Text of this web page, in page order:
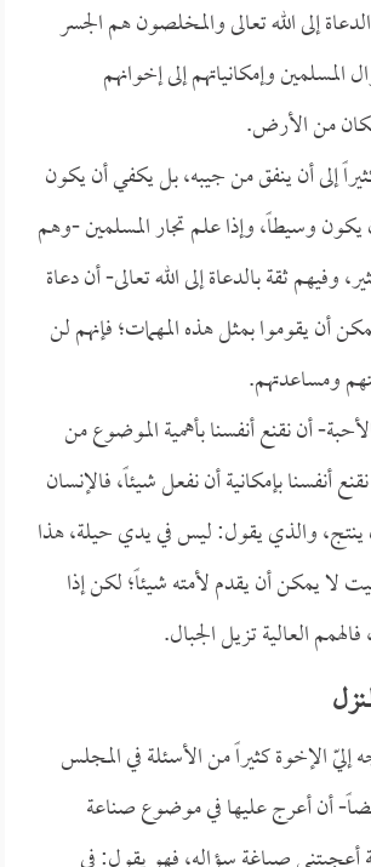
إلى الله تعالى والمخلصون هم الجسر
المسلمين وإمكانياتهم إلى إخوانهم
من الأرض.
إلى أن ينفق من جيبه، بل يكفي أن يكون
يكون وسيطاً، وإذا علم تجار المسلمين -وهم
وفيهم ثقة بالدعاة إلى الله تعالى- أن دعاة
أن يقوموا بمثل هذه المهمات؛ فإنهم لن
ومساعدتهم.
أن نقنع أنفسنا بأهمية الموضوع من
أنفسنا بإمكانية أن نفعل شيئاً، فالإنسان
ينتج، والذي يقول: ليس في يدي حيلة، هذا
لا يمكن أن يقدم لأمته شيئاً؛ لكن إذا
العالية تزيل الجبال.
إليّ الإخوة كثيراً من الأسئلة في المجلس
أن أعرج عليها في موضوع صناعة